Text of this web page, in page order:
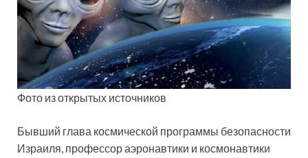
Фото из открытых источников
Бывший глава космической программы безопасности
Израиля, профессор аэронавтики и космонавтики